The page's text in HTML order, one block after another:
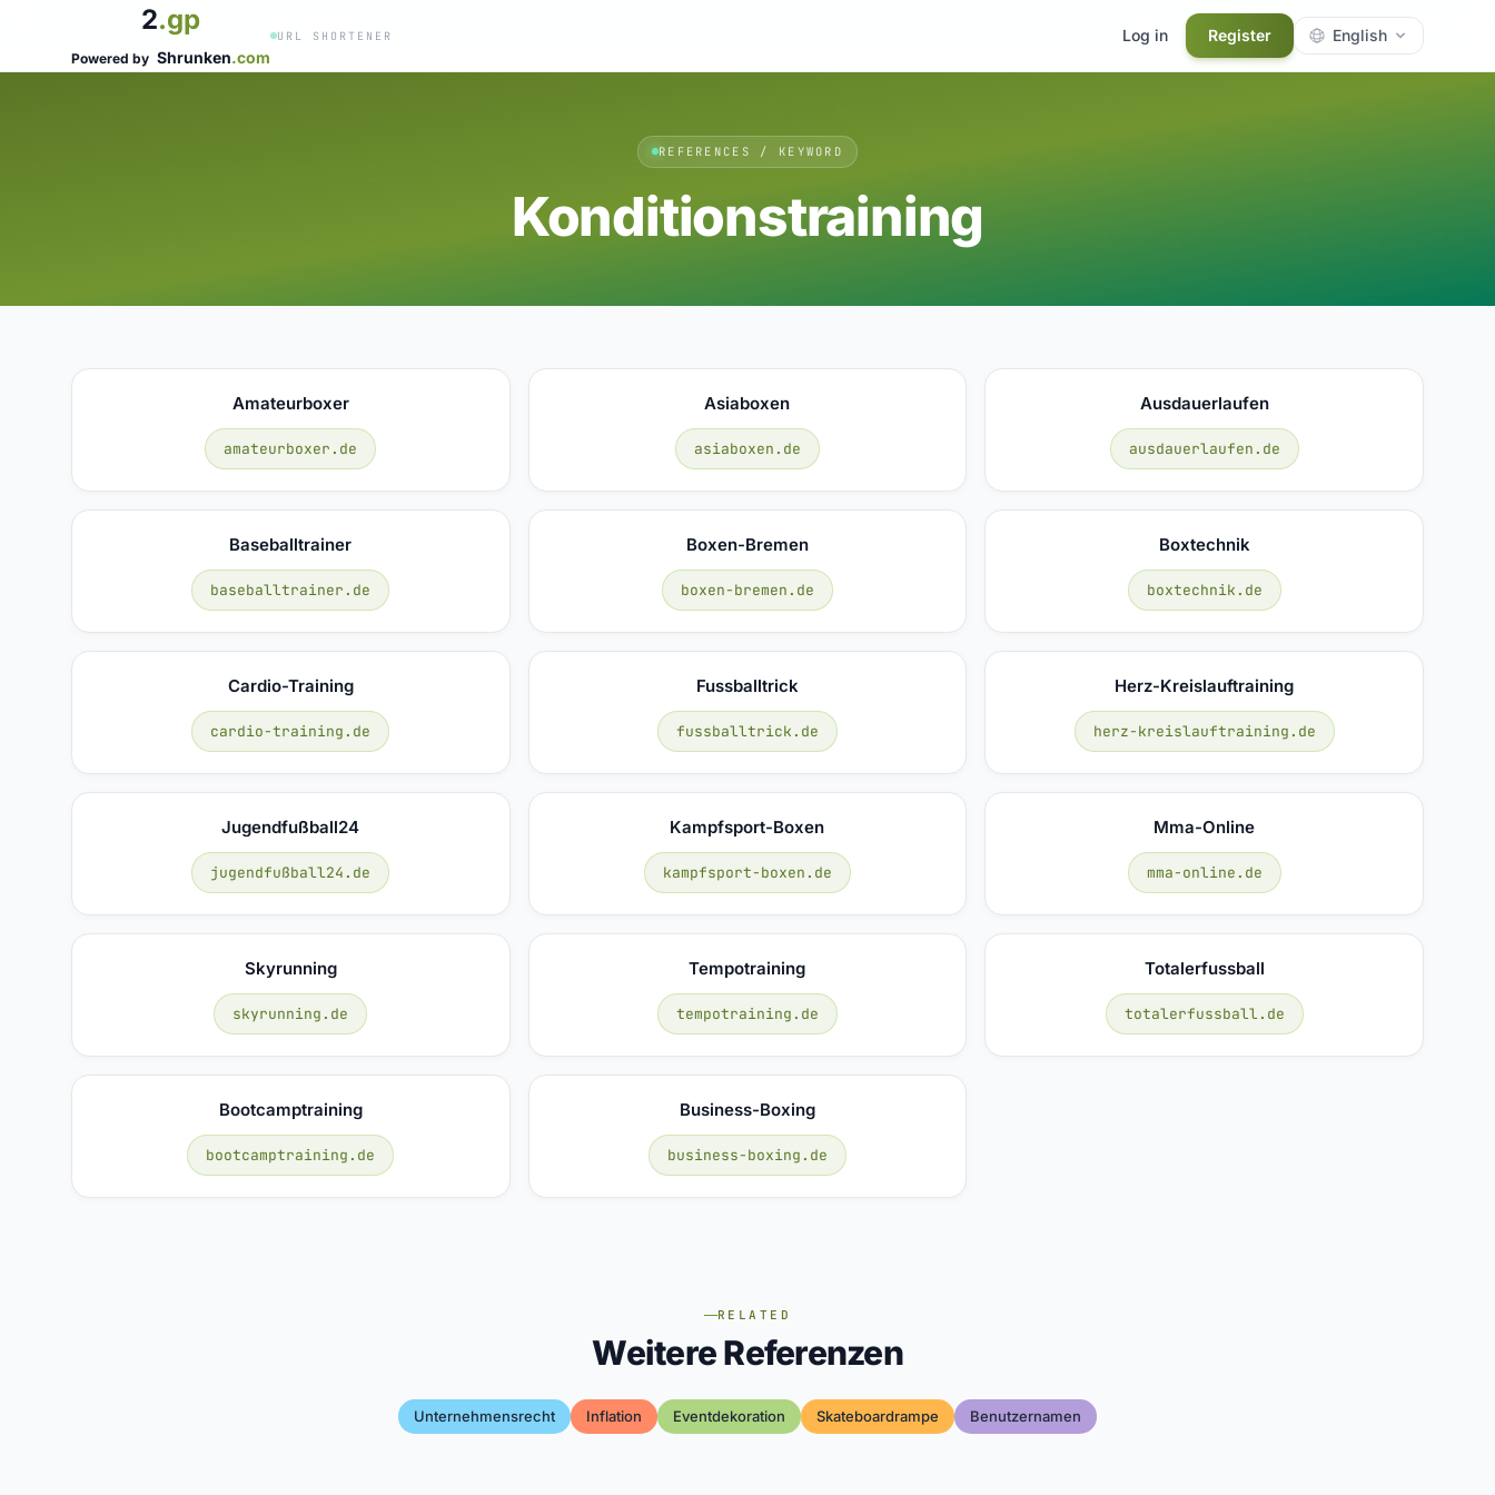
2.gp
Powered by Shrunken.com
URL SHORTENER Log in Register English
REFERENCES / KEYWORD
Konditionstraining
Amateurboxer
amateurboxer.de
Asiaboxen
asiaboxen.de
Ausdauerlaufen
ausdauerlaufen.de
Baseballtrainer
baseballtrainer.de
Boxen-Bremen
boxen-bremen.de
Boxtechnik
boxtechnik.de
Cardio-Training
cardio-training.de
Fussballtrick
fussballtrick.de
Herz-Kreislauftraining
herz-kreislauftraining.de
Jugendfußball24
jugendfußball24.de
Kampfsport-Boxen
kampfsport-boxen.de
Mma-Online
mma-online.de
Skyrunning
skyrunning.de
Tempotraining
tempotraining.de
Totalerfussball
totalerfussball.de
Bootcamptraining
bootcamptraining.de
Business-Boxing
business-boxing.de
RELATED
Weitere Referenzen
Unternehmensrecht Inflation Eventdekoration Skateboardrampe Benutzernamen